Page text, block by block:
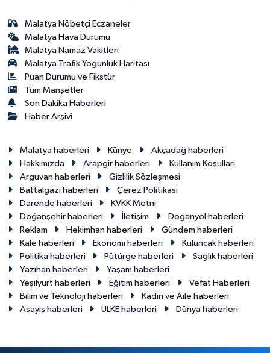
Malatya Nöbetçi Eczaneler
Malatya Hava Durumu
Malatya Namaz Vakitleri
Malatya Trafik Yoğunluk Haritası
Puan Durumu ve Fikstür
Tüm Manşetler
Son Dakika Haberleri
Haber Arşivi
Malatya haberleri Künye
Akçadağ haberleri
Hakkımızda
Arapgir haberleri
Kullanım Koşulları
Arguvan haberleri
Gizlilik Sözleşmesi
Battalgazi haberleri
Çerez Politikası
Darende haberleri
KVKK Metni
Doğanşehir haberleri
İletişim
Doğanyol haberleri
Reklam
Hekimhan haberleri
Gündem haberleri
Kale haberleri
Ekonomi haberleri
Kuluncak haberleri
Politika haberleri
Pütürge haberleri
Sağlık haberleri
Yazıhan haberleri
Yaşam haberleri
Yeşilyurt haberleri
Eğitim haberleri
Vefat Haberleri
Bilim ve Teknoloji haberleri
Kadın ve Aile haberleri
Asayiş haberleri
ÜLKE haberleri Dünya haberleri